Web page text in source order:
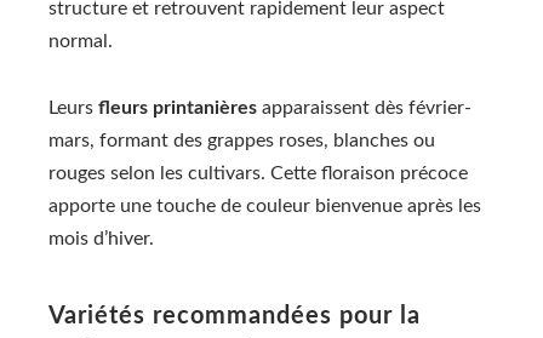
structure et retrouvent rapidement leur aspect
normal.
Leurs fleurs printanières apparaissent dès février-
mars, formant des grappes roses, blanches ou
rouges selon les cultivars. Cette floraison précoce
apporte une touche de couleur bienvenue après les
mois d’hiver.
Variétés recommandées pour la